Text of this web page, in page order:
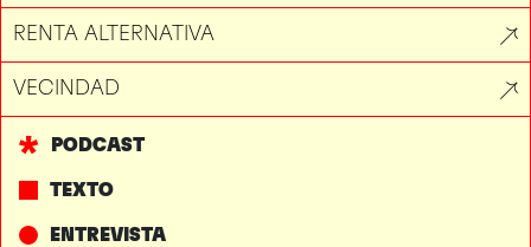
PODCAST
TEXTO
ENTREVISTA
RENTA ALTERNATIVA
VECINDAD